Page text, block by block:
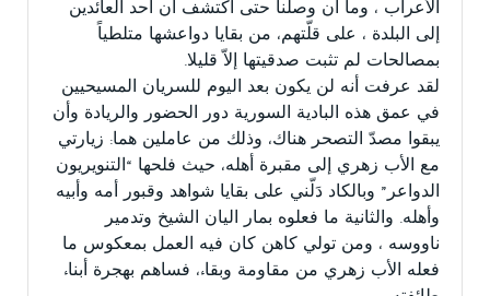
الأعراب ، وما أن وصلنا حتى اكتشف أن أحد العائدين
إلى البلدة ، على قلّتهم، من بقايا دواعشها متلطياً
بمصالحات لم تثبت صدقيتها إلاّ قليلا.
لقد عرفت أنه لن يكون بعد اليوم للسريان المسيحيين
في عمق هذه البادية السورية دور الحضور والريادة وأن
يبقوا مصدّ التصحر هناك، وذلك من عاملين هما: زيارتي
مع الأب زهري إلى مقبرة أهله، حيث فلحها “التنويريون
الدواعر” وبالكاد دَلّني على بقايا شواهد وقبور أمه وأبيه
وأهله. والثانية ما فعلوه بمار اليان الشيخ وتدمير
ناووسه ، ومن تولي كاهن كان فيه العمل بمعكوس ما
فعله الأب زهري من مقاومة وبقاء، فساهم بهجرة أبناء